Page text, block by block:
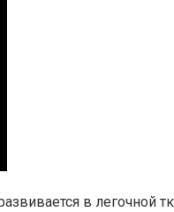
в легочной